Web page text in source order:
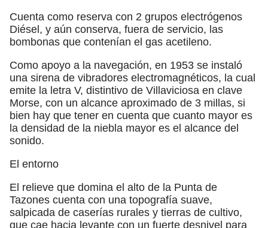
Cuenta como reserva con 2 grupos electrógenos
Diésel, y aún conserva, fuera de servicio, las
bombonas que contenían el gas acetileno.
Como apoyo a la navegación, en 1953 se instaló
una sirena de vibradores electromagnéticos, la cual
emite la letra V, distintivo de Villaviciosa en clave
Morse, con un alcance aproximado de 3 millas, si
bien hay que tener en cuenta que cuanto mayor es
la densidad de la niebla mayor es el alcance del
sonido.
El entorno
El relieve que domina el alto de la Punta de
Tazones cuenta con una topografía suave,
salpicada de caserías rurales y tierras de cultivo,
que cae hacia levante con un fuerte desnivel para